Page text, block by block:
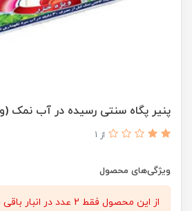
پنیر پگاه سنتی رسیده در آب نمک
از 1
ویژگی‌های محصول
از این محصول فقط 2 عدد